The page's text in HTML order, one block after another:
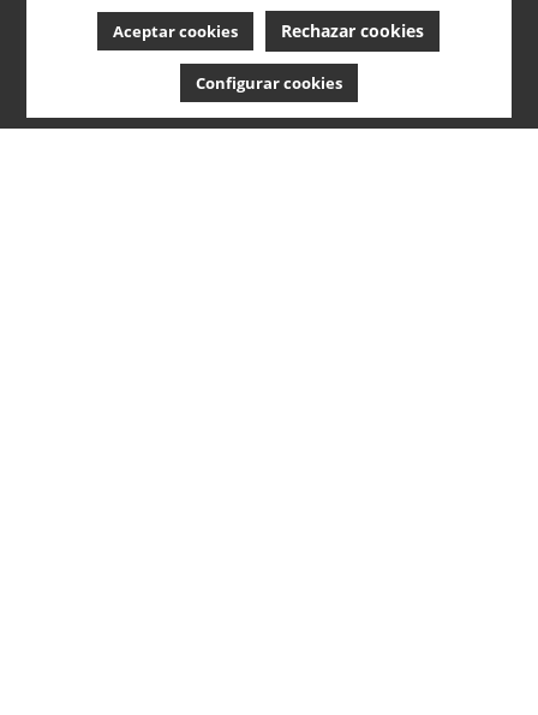
Aceptar cookies
Rechazar cookies
Configurar cookies